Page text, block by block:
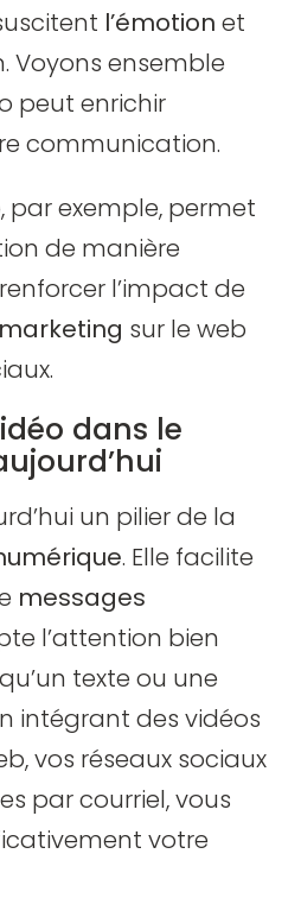
l’émotion et
Voyons ensemble
peut enrichir
communication.
par exemple, permet
de manière
l’impact de
sur le web
dans le
un pilier de la
. Elle facilite
messages
l’attention bien
texte ou une
intégrant des vidéos
vos réseaux sociaux
par courriel, vous
votre